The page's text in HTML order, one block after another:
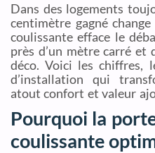
Dans des logements
centimètre gagné
coulissante efface le
près d’un mètre carré et
déco. Voici les chiffres,
d’installation qui
atout confort et valeur
Pourquoi la
coulissante